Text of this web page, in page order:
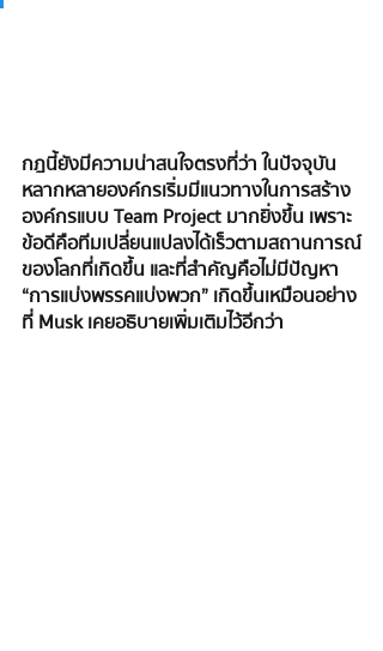
กฎนี้ยังมีความน่าสนใจตรงที่ว่า ในปัจจุบัน
หลากหลายองค์กรเริ่มมีแนวทางในการสร้าง
องค์กรแบบ Team Project มากยิ่งขึ้น เพราะ
ข้อดีคือทีมเปลี่ยนแปลงได้เร็วตามสถานการณ์
ของโลกที่เกิดขึ้น และที่สําคัญคือไม่มีปัญหา
“การแบ่งพรรคแบ่งพวก” เกิดขึ้นเหมือนอย่าง
ที่ Musk เคยอธิบายเพิ่มเติมไว้อีกว่า